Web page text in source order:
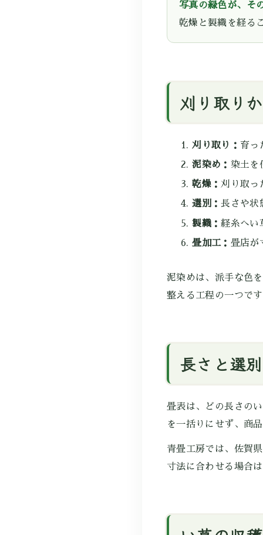
写真の緑色が、そ
乾燥と製織を経る
刈り取り
刈り取り： 育っ
泥染め： 染土を
乾燥：刈り取っ
選別：長さや状
製織：経糸へい
畳加工： 畳店が
泥染めは、派手な色
整える工程の一つで
長さと選
畳表は、どの長さの
を一括りにせず、商
青畳工房では、佐賀
寸法に合わせる場合